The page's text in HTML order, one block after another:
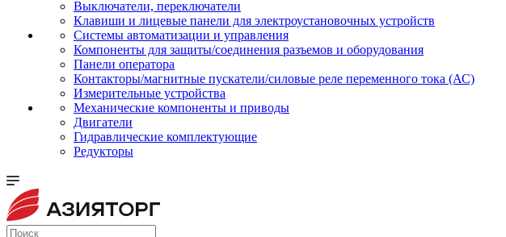
Выключатели, переключатели
Клавиши и лицевые панели для электроустановочных устройств
Системы автоматизации и управления
Компоненты для защиты/соединения разъемов и оборудования
Панели оператора
Контакторы/магнитные пускатели/силовые реле переменного тока (АС)
Измерительные устройства
Механические компоненты и приводы
Двигатели
Гидравлические комплектующие
Редукторы